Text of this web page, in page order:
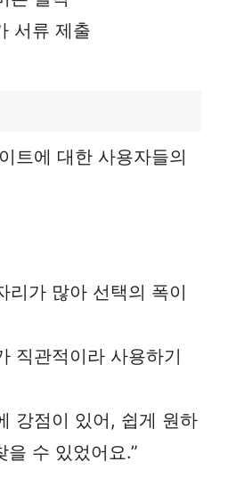
서류 제출
트에 대한 사용자들의
리가 많아 선택의 폭이
직관적이라 사용하기
강점이 있어, 쉽게 원하
을 수 있었어요.”